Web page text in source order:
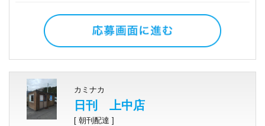
カミナカ
日刊 上中店
[ 朝刊配達 ]